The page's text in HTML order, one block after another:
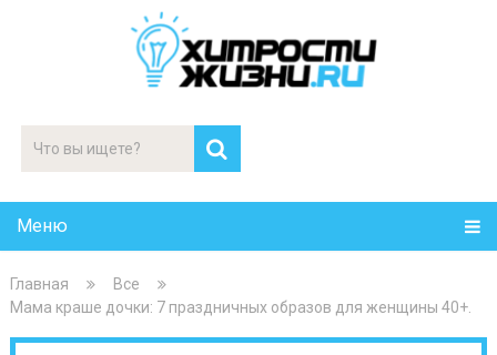
Меню
Главная
Все
Мама краше дочки: 7 праздничных образов для женщины 40+.